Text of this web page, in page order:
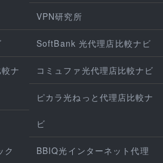
VPN研究所
SoftBank 光代理店比較ナビ
ナ コミュファ光代理店比較ナビ
ピカラ光ねっと代理店比較ナ
ビ
ク BBIQ光インターネット代理